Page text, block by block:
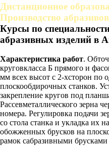
Дистанционное
Производство абразивов
Курсы по
абразивных изделий в
Характеристика работ.
круговкласса Б прямого и
мм всех высот с 2-хсторон по
плоскообдирочных станков.
закрепление кругов под
Рассевметаллического зерна
номера. Регулировка подачи
со стола станка и укладка их
обожженных брусков на
рамок сабразивными